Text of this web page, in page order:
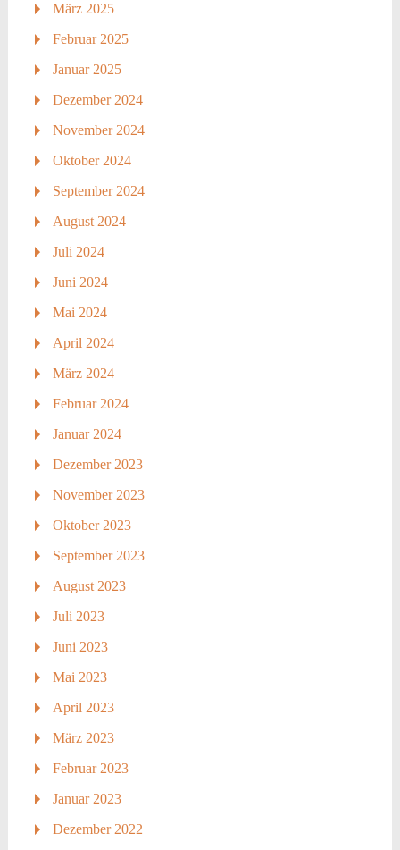
März 2025
Februar 2025
Januar 2025
Dezember 2024
November 2024
Oktober 2024
September 2024
August 2024
Juli 2024
Juni 2024
Mai 2024
April 2024
März 2024
Februar 2024
Januar 2024
Dezember 2023
November 2023
Oktober 2023
September 2023
August 2023
Juli 2023
Juni 2023
Mai 2023
April 2023
März 2023
Februar 2023
Januar 2023
Dezember 2022